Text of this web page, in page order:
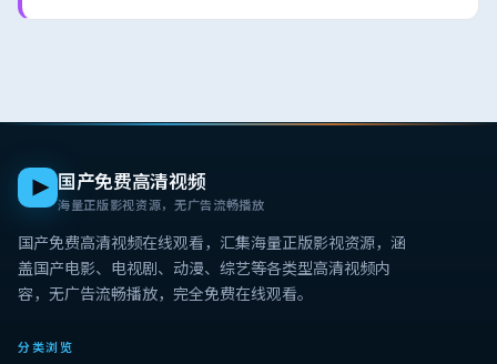
国产免费高清视频
海量正版影视资源，无广告流畅播放
国产免费高清视频在线观看 ，汇集海量正版影视资源，涵
盖国产电影、电视剧、动漫、综艺等各类型高清视频内
容，无广告流畅播放，完全免费在线观看。
分类浏览